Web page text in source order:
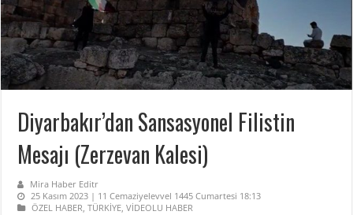
Diyarbakır’dan Sansasyonel Filistin
Mesajı (Zerzevan Kalesi)
Mira Haber Editr
25 Kasım 2023 | 11 Cemaziyelevvel 1445 Cumartesi 18:13
ÖZEL HABER,TÜRKİYE,VİDEOLU HABER